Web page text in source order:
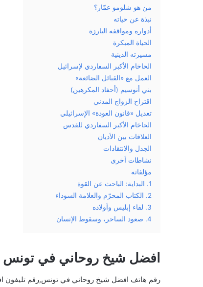
من هو شلومو عمّار؟
نبذة عن حياته
أدواره ومواقفه البارزة
الحياة المبكرة
مسيرته الدينية
الحاخام الأكبر السفاردي لإسرائيل
العمل مع «القبائل الضائعة»
بني أنوسيم (أحفاد المكرهين)
اقتراح الزواج المدني
تعديل «قانون العودة» الإسرائيلي
الحاخام الأكبر السفاردي للقدس
العلاقات بين الأديان
الجدل والانتقادات
نشاطات أخرى
مؤلفاته
1. البداية: الباحث عن القوة
2. الكتاب المحرّم والعلامة السوداء
3. لقاء إبليس وأولاده
4. صعود الساحر، وسقوط الإنسان
افضل شيخ روحاني في
رقم هاتف افضل شيخ روحاني في تونس,رقم